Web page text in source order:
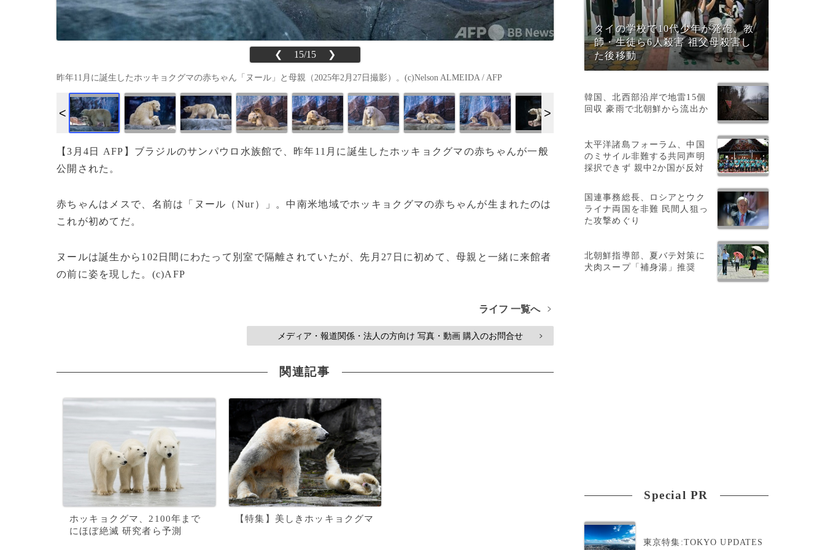
❮ 15/15 ❯
昨年11月に誕生したホッキョクグマの赤ちゃん「ヌール」と母親（2025年2月27日撮影）。(c)Nelson ALMEIDA / AFP
【3月4日 AFP】ブラジルのサンパウロ水族館で、昨年11月に誕生したホッキョクグマの赤ちゃんが一般
公開された。
赤ちゃんはメスで、名前は「ヌール（Nur）」。中南米地域でホッキョクグマの赤ちゃんが生まれたのは
これが初めてだ。
ヌールは誕生から102日間にわたって別室で隔離されていたが、先月27日に初めて、母親と一緒に来館者
の前に姿を現した。(c)AFP
ライフ 一覧へ >
メディア・報道関係・法人の方向け 写真・動画 購入のお問合せ >
関連記事
ホッキョクグマ、2100年まで
にほぼ絶滅 研究者ら予測
【特集】美しきホッキョクグマ
タイの学校で10代少年が発砲、教
師・生徒ら6人殺害 祖父母殺害し
た後移動
韓国、北西部沿岸で地雷15個
回収 豪雨で北朝鮮から流出か
太平洋諸島フォーラム、中国
のミサイル非難する共同声明
採択できず 親中2か国が反対
国連事務総長、ロシアとウク
ライナ両国を非難 民間人狙っ
た攻撃めぐり
北朝鮮指導部、夏バテ対策に
犬肉スープ「補身湯」推奨
Special PR
東京特集:TOKYO UPDATES